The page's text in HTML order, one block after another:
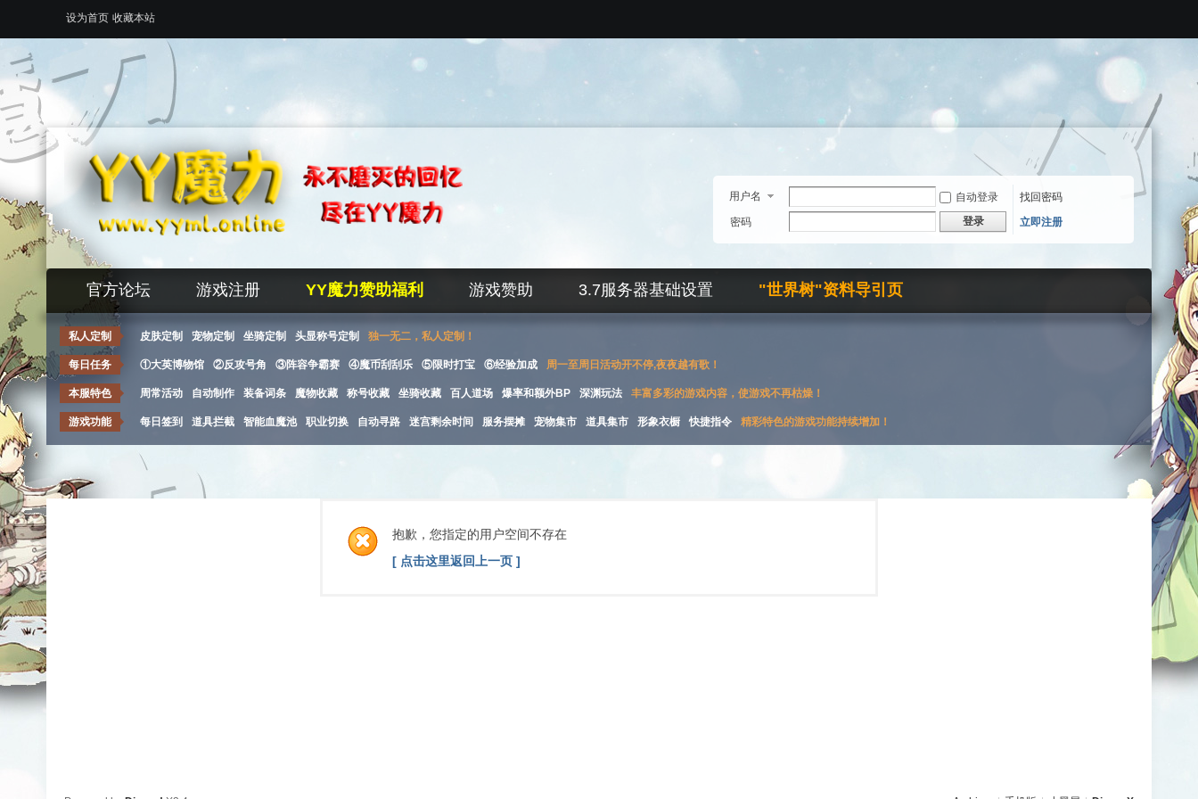
设为首页 收藏本站
用户名 自动登录
找回密码
密码
登录 立即注册
官方论坛 游戏注册 YY魔力赞助福利 游戏赞助 3.7服务器基础设置 "世界树"资料导引页
私人定制 皮肤定制 宠物定制 坐骑定制 头显称号定制 独一无二，私人定制！
每日任务 ①大英博物馆 ②反攻号角 ③阵容争霸赛 ④魔币刮刮乐 ⑤限时打宝 ⑥经验加成 周一至周日活动开不停,夜夜越有歌！
本服特色 周常活动 自动制作 装备词条 魔物收藏 称号收藏 坐骑收藏 百人道场 爆率和额外BP 深渊玩法 丰富多彩的游戏内容，使游戏不再枯燥！
游戏功能 每日签到 道具拦截 智能血魔池 职业切换 自动寻路 迷宫剩余时间 服务摆摊 宠物集市 道具集市 形象衣橱 快捷指令 精彩特色的游戏功能持续增加！
抱歉，您指定的用户空间不存在
[ 点击这里返回上一页 ]